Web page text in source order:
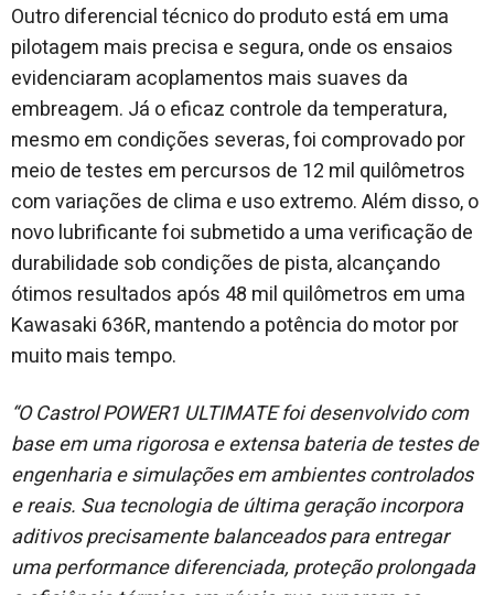
Outro diferencial técnico do produto está em uma
pilotagem mais precisa e segura, onde os ensaios
evidenciaram acoplamentos mais suaves da
embreagem. Já o eficaz controle da temperatura,
mesmo em condições severas, foi comprovado por
meio de testes em percursos de 12 mil quilômetros
com variações de clima e uso extremo. Além disso, o
novo lubrificante foi submetido a uma verificação de
durabilidade sob condições de pista, alcançando
ótimos resultados após 48 mil quilômetros em uma
Kawasaki 636R, mantendo a potência do motor por
muito mais tempo.
“O Castrol POWER1 ULTIMATE foi desenvolvido com
base em uma rigorosa e extensa bateria de testes de
engenharia e simulações em ambientes controlados
e reais. Sua tecnologia de última geração incorpora
aditivos precisamente balanceados para entregar
uma performance diferenciada, proteção prolongada